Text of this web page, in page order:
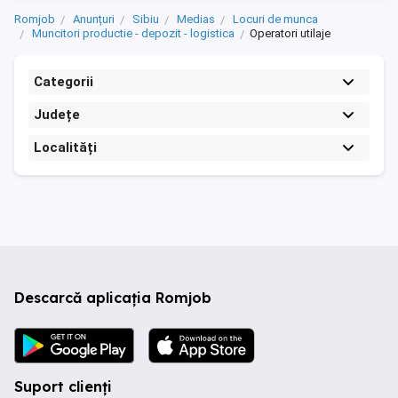
Romjob
Anunțuri Sibiu Medias
Locuri de munca
Muncitori productie - depozit - logistica
Operatori utilaje
Categorii
Județe
Localități
Descarcă aplicația Romjob
Suport clienți